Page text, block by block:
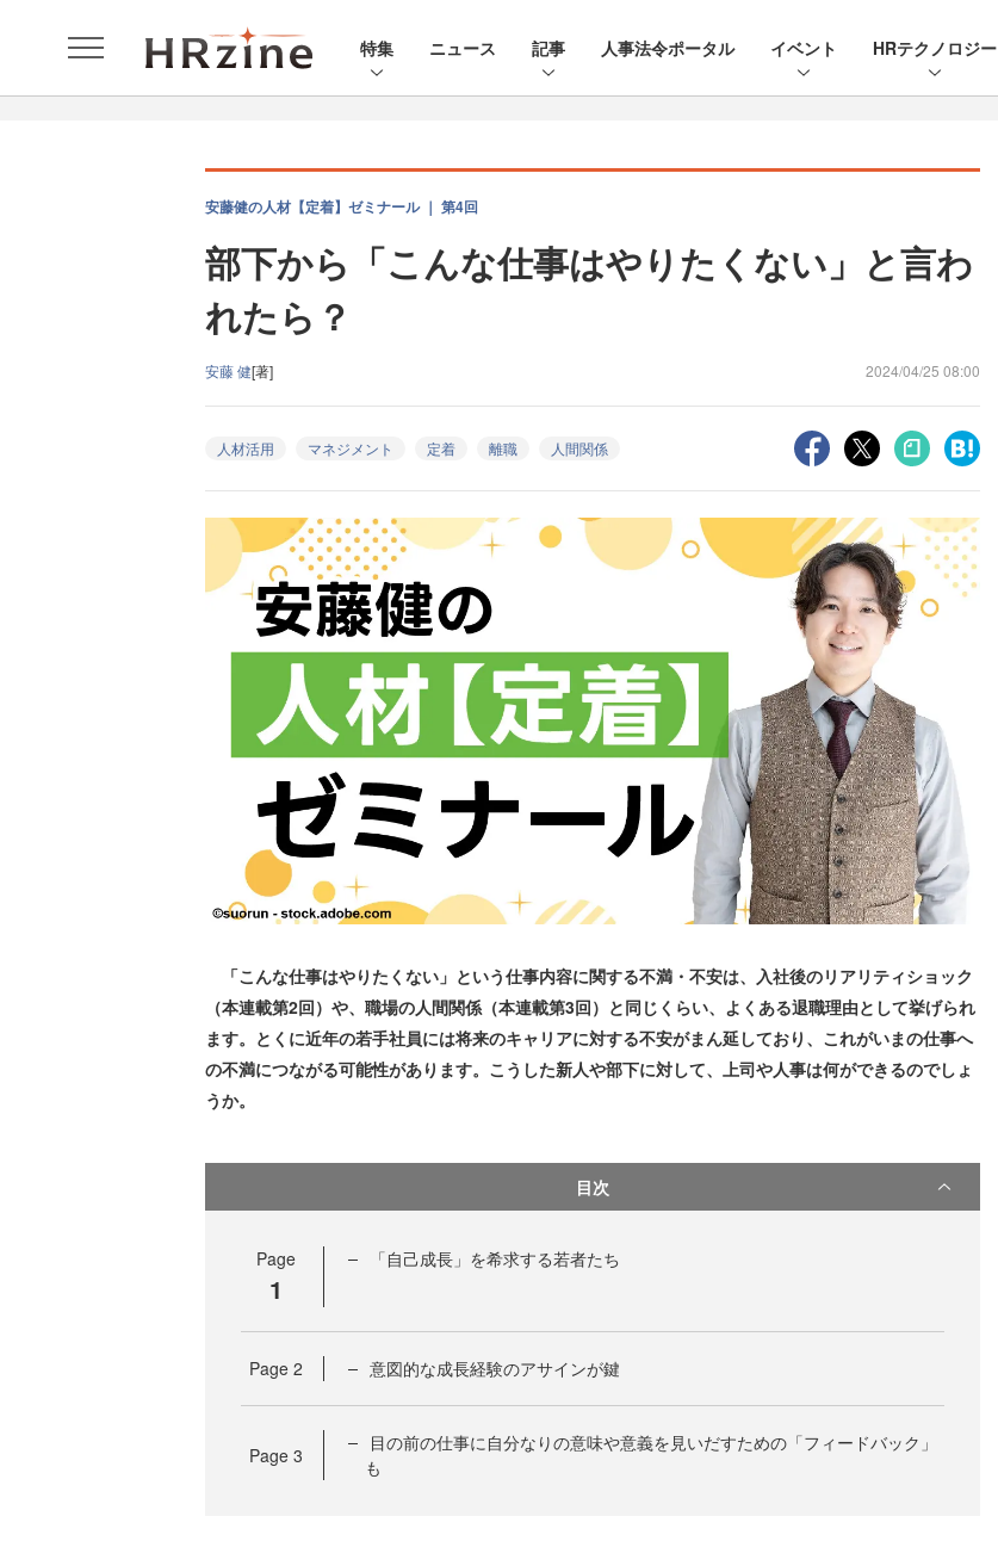
特集 ニュース 記事 人事法令ポータル イベント HRテクノロジー
安藤健の人材【定着】ゼミナール ｜ 第4回
部下から「こんな仕事はやりたくない」と言わ
れたら？
安藤 健[著] 2024/04/25 08:00
人材活用 マネジメント 定着 離職 人間関係
「こんな仕事はやりたくない」という仕事内容に関する不満・不安は、入社後のリアリティショック
（本連載第2回）や、職場の人間関係（本連載第3回）と同じくらい、よくある退職理由として挙げられ
ます。とくに近年の若手社員には将来のキャリアに対する不安がまん延しており、これがいまの仕事へ
の不満につながる可能性があります。こうした新人や部下に対して、上司や人事は何ができるのでしょ
うか。
目次
Page
1
「自己成長」を希求する若者たち
Page 2 意図的な成長経験のアサインが鍵
Page 3
目の前の仕事に自分なりの意味や意義を見いだすための「フィードバック」
も